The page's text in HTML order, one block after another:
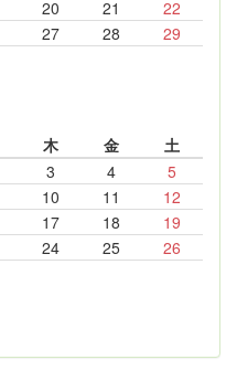
20 21
22
27 28
29
木 金
土
3 4
5
10 11
12
17 18
19
24 25
26